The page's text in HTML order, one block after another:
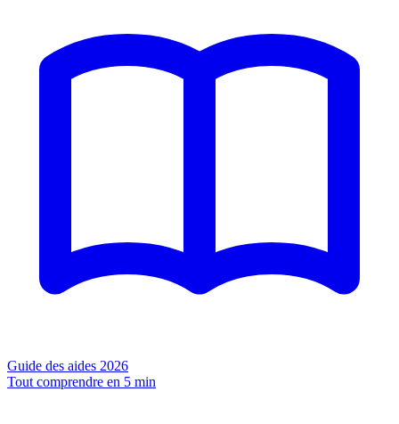
Guide des aides 2026
Tout comprendre en 5 min